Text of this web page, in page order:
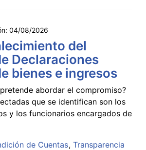
04/08/2026
del
Declaraciones
bienes e ingresos
abordar el compromiso?
que se identifican son los
y los funcionarios encargados de
de Cuentas Transparencia